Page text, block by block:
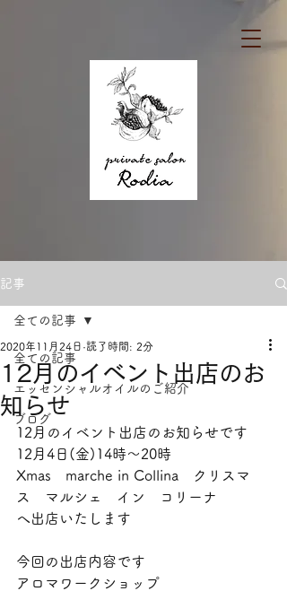
記事
全ての記事
エッセンシャルオイルのご紹介
ブログ
全ての記事
12月のイベント出店のお
知らせ
2020年11月24日 読了時間: 2分
12月のイベント出店のお知らせです
12月4日(金)14時～20時
Xmas　marche in Collina　クリスマ
ス　マルシェ　イン　コリーナ
へ出店いたします
今回の出店内容です
アロマワークショップ